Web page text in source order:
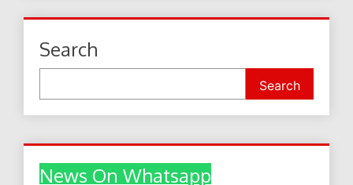
Search
Search
News On Whatsapp